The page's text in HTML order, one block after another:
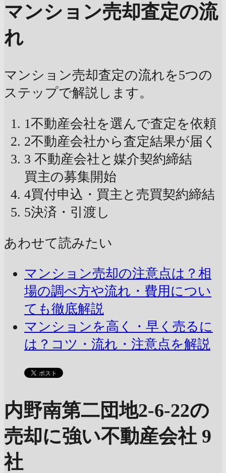
マンション売却査定の流
れ
マンション売却査定の流れを5つの
ステップで解説します。
1不動産会社を選んで査定を依頼
2不動産会社から査定結果が届く
3 不動産会社と媒介契約締結
買主の募集開始
4買付申込・買主と売買契約締結
5決済・引渡し
あわせて読みたい
マンション売却の注意点は？相
場の調べ方や流れ・費用につい
ても徹底解説
マンションを高く・早く売るに
は？コツ・流れ・注意点を解説
内野南第二団地2-6-22の
売却に強い不動産会社 9
社